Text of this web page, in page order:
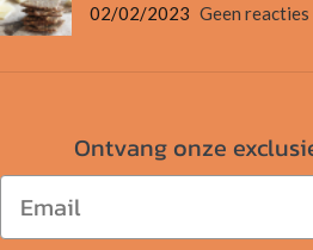
02/02/2023 Geen reacties
Ontvang onze
Email